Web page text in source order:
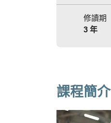
修讀期
3 年
課程簡介